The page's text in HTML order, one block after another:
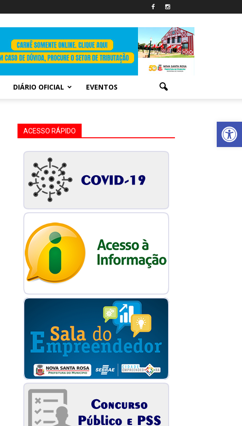
Abrir
DIÁRIO OFICIAL EVENTOS
ACESSO RÁPIDO